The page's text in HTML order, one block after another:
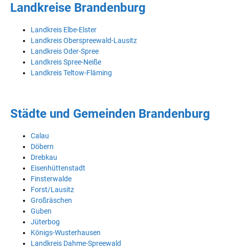
Landkreise Brandenburg
Landkreis Elbe-Elster
Landkreis Oberspreewald-Lausitz
Landkreis Oder-Spree
Landkreis Spree-Neiße
Landkreis Teltow-Fläming
Städte und Gemeinden Brandenburg
Calau
Döbern
Drebkau
Eisenhüttenstadt
Finsterwalde
Forst/Lausitz
Großräschen
Guben
Jüterbog
Königs-Wusterhausen
Landkreis Dahme-Spreewald